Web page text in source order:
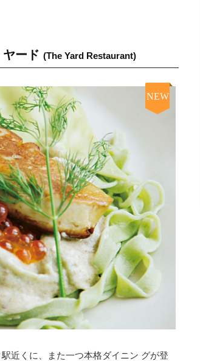
ヤード (The Yard Restaurant)
NEW
近くに、また一つ本格ダイニン グが登